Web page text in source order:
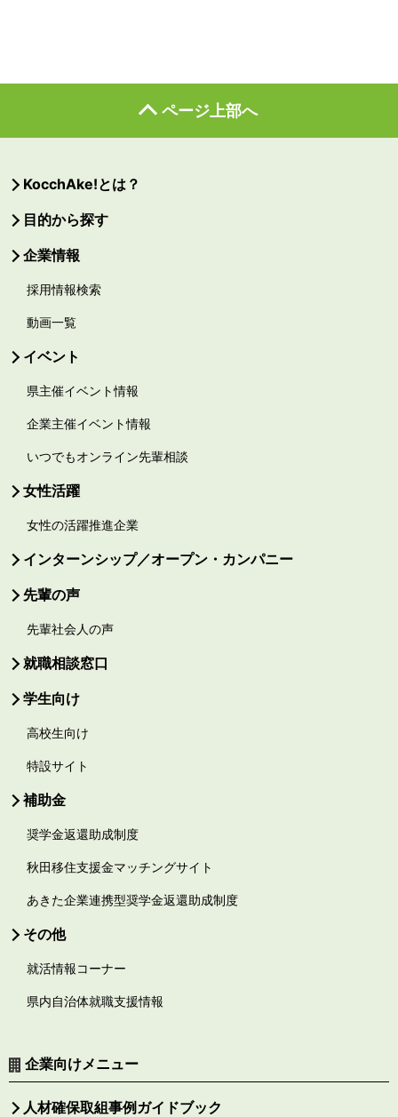
ページ上部へ
KocchAke!とは？
目的から探す
企業情報
採用情報検索
動画一覧
イベント
県主催イベント情報
企業主催イベント情報
いつでもオンライン先輩相談
女性活躍
女性の活躍推進企業
インターンシップ／オープン・カンパニー
先輩の声
先輩社会人の声
就職相談窓口
学生向け
高校生向け
特設サイト
補助金
奨学金返還助成制度
秋田移住支援金マッチングサイト
あきた企業連携型奨学金返還助成制度
その他
就活情報コーナー
県内自治体就職支援情報
企業向けメニュー
人材確保取組事例ガイドブック